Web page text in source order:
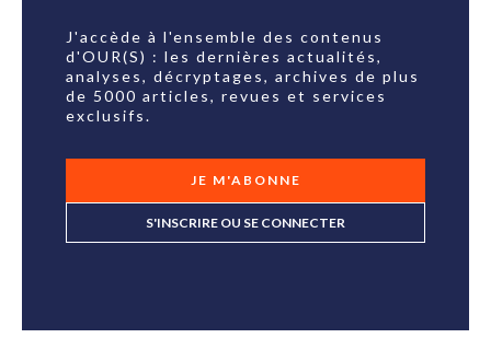
J'accède à l'ensemble des contenus
d'OUR(S) : les dernières actualités,
analyses, décryptages, archives de plus
de 5000 articles, revues et services
exclusifs.
JE M'ABONNE
S'INSCRIRE OU SE CONNECTER